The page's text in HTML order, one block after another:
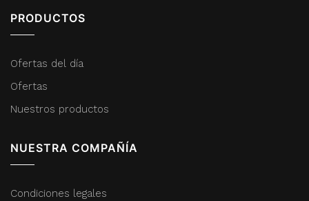
PRODUCTOS
Ofertas del día
Ofertas
Nuestros productos
NUESTRA COMPAÑÍA
Condiciones legales